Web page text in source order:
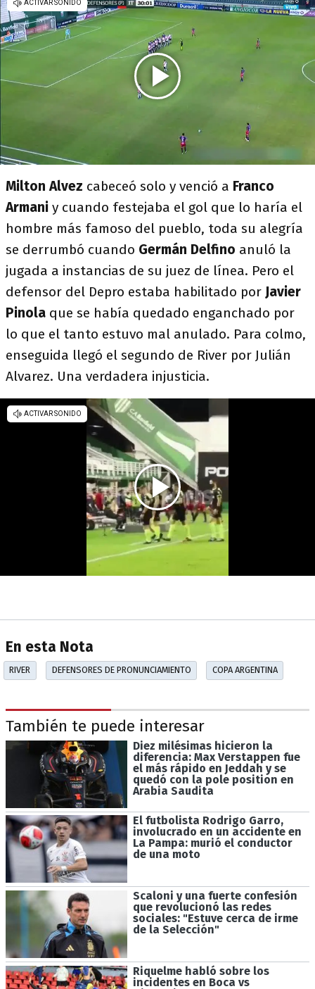
Milton Alvez cabeceó solo y venció a Franco
Armani y cuando festejaba el gol que lo haría el
hombre más famoso del pueblo, toda su alegría
se derrumbó cuando Germán Delfino anuló la
jugada a instancias de su juez de línea. Pero el
defensor del Depro estaba habilitado por Javier
Pinola que se había quedado enganchado por
lo que el tanto estuvo mal anulado. Para colmo,
enseguida llegó el segundo de River por Julián
Alvarez. Una verdadera injusticia.
En esta Nota
RIVER DEFENSORES DE PRONUNCIAMIENTO COPA ARGENTINA
También te puede interesar
Diez milésimas hicieron la
diferencia: Max Verstappen fue
el más rápido en Jeddah y se
quedó con la pole position en
Arabia Saudita
El futbolista Rodrigo Garro,
involucrado en un accidente en
La Pampa: murió el conductor
de una moto
Scaloni y una fuerte confesión
que revolucionó las redes
sociales: "Estuve cerca de irme
de la Selección"
Riquelme habló sobre los
incidentes en Boca vs